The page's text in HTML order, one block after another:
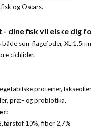
og Oscars.
- dine fisk vil elske dig
som flagefoder, XL
cichlider.
proteiner,
præ- og probiotika.
10%, fiber 2,7%